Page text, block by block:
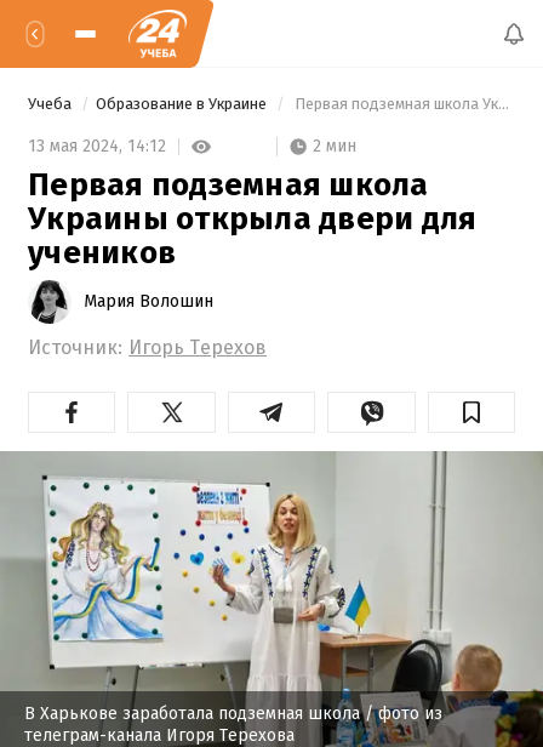
Учеба Образование в Украине Первая подземная школа Украины открыла двери для учеников
13 мая 2024, 14:12 2 мин
Первая подземная школа
Украины открыла двери для
учеников
Мария Волошин
Источник: Игорь Терехов
В Харькове заработала подземная школа/ фото из
телеграм-канала Игоря Терехова